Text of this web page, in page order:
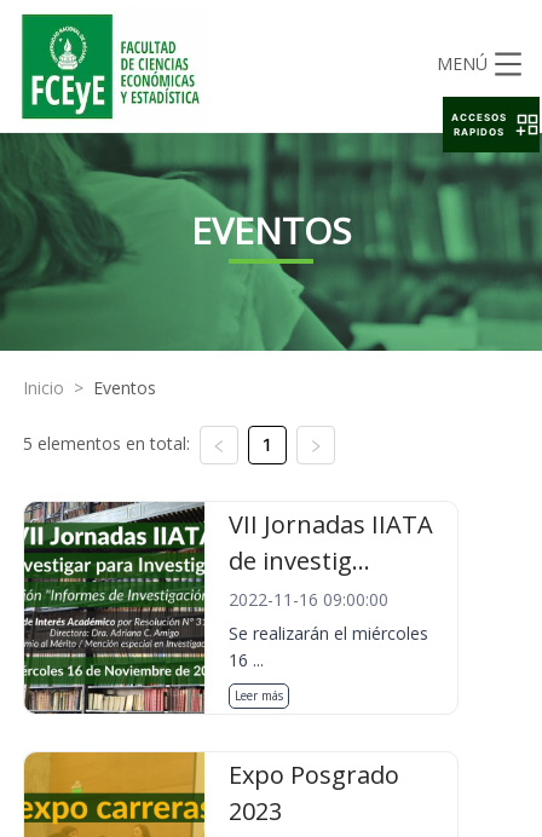
MENÚ
EVENTOS
Inicio > Eventos
5 elementos en total: 1
VII Jornadas IIATA
de investig...
2022-11-16 09:00:00
Se realizarán el miércoles
16 ...
Leer más
Expo Posgrado
2023
ACCESOS
RAPIDOS